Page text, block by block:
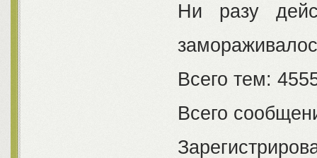
Ни разу
Всего тем:
Всего